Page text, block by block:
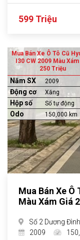
599 Triệu
Mua Bán Xe Ô Tô Cũ
I30 CW 2009 Màu Xám
250 Triệu
Năm SX 2009
Động cơ Xăng
Hộp số Số tự động
Odo 150,000 km
Mua Bán Xe Ô
Màu Xám Giá
Số 2 Dương
2009